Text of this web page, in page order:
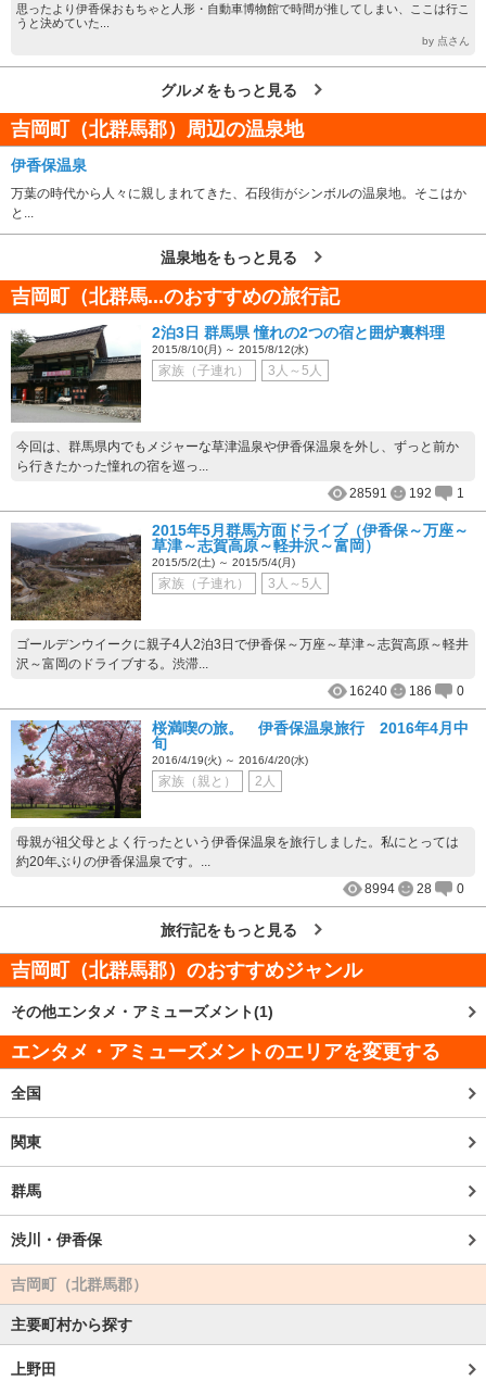
思ったより伊香保おもちゃと人形・自動車博物館で時間が推してしまい、ここは行こ
うと決めていた...
by 点さん
グルメをもっと見る
吉岡町（北群馬郡）周辺の温泉地
伊香保温泉
万葉の時代から人々に親しまれてきた、石段街がシンボルの温泉地。そこはか
と...
温泉地をもっと見る
吉岡町（北群馬...のおすすめの旅行記
2泊3日 群馬県 憧れの2つの宿と囲炉裏料理
2015/8/10(月) ～ 2015/8/12(水)
家族（子連れ） 3人～5人
今回は、群馬県内でもメジャーな草津温泉や伊香保温泉を外し、ずっと前か
ら行きたかった憧れの宿を巡っ...
28591
192 1
2015年5月群馬方面ドライブ（伊香保～万座～
草津～志賀高原～軽井沢～富岡）
2015/5/2(土) ～ 2015/5/4(月)
家族（子連れ） 3人～5人
ゴールデンウイークに親子4人2泊3日で伊香保～万座～草津～志賀高原～軽井
沢～富岡のドライブする。渋滞...
16240
186 0
桜満喫の旅。 伊香保温泉旅行 2016年4月中
旬
2016/4/19(火) ～ 2016/4/20(水)
家族（親と） 2人
母親が祖父母とよく行ったという伊香保温泉を旅行しました。私にとっては
約20年ぶりの伊香保温泉です。...
8994
28 0
旅行記をもっと見る
吉岡町（北群馬郡） のおすすめジャンル
その他エンタメ・アミューズメント(1)
エンタメ・アミューズメントのエリアを変更する
全国
関東
群馬
渋川・伊香保
吉岡町（北群馬郡）
主要町村から探す
上野田